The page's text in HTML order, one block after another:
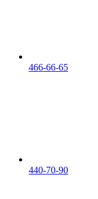
466-66-65
440-70-90